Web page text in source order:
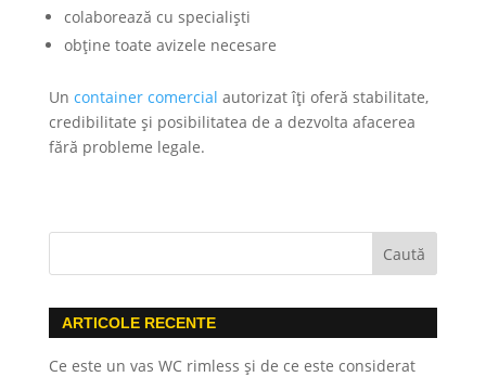
colaborează cu specialiști
obține toate avizele necesare
Un container comercial autorizat îți oferă stabilitate,
credibilitate și posibilitatea de a dezvolta afacerea
fără probleme legale.
ARTICOLE RECENTE
Ce este un vas WC rimless și de ce este considerat